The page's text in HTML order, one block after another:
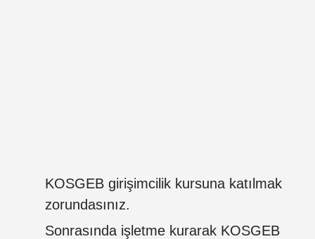
KOSGEB girişimcilik kursuna katılmak
zorundasınız.
Sonrasında işletme kurarak KOSGEB